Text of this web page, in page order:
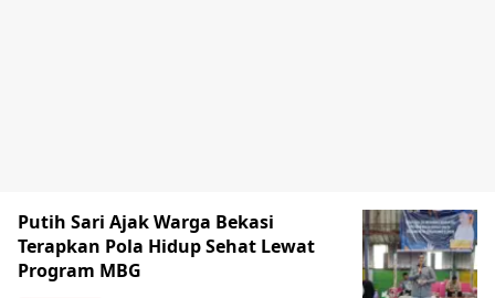
Putih Sari Ajak Warga Bekasi
Terapkan Pola Hidup Sehat Lewat
Program MBG